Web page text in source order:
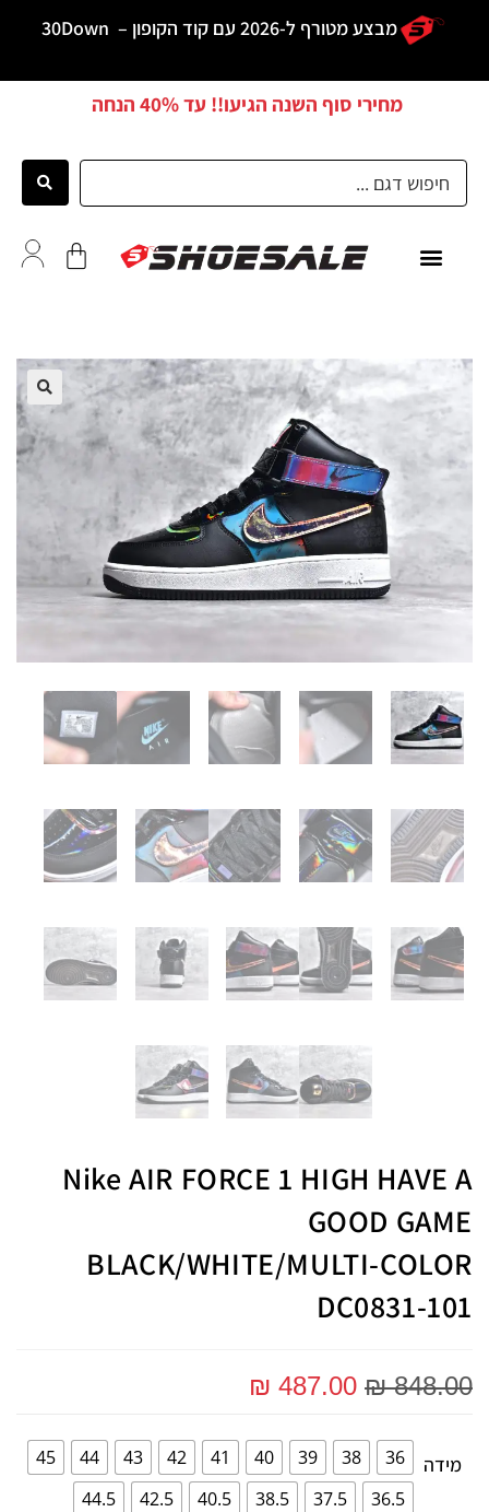
מבצע מטורף ל-2026 עם קוד הקופון – 30Down
מחירי סוף השנה הגיעו!! עד40% הנחה
🔍
Nike AIR FORCE 1 HIGH HAVE A
GOOD GAME
BLACK/WHITE/MULTI-COLOR
DC0831-101
₪848.00
₪ 487.00
מידה 36
38
39
40
41
42
43
44
45
36.5
37.5
38.5
40.5
42.5
44.5